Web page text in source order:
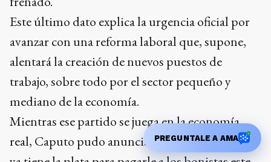
frenado.
Este último dato explica la urgencia oficial por
avanzar con una reforma laboral que, supone,
alentará la creación de nuevos puestos de
trabajo, sobre todo por el sector pequeño y
mediano de la economía.
Mientras ese partido se juega en la economía
real, Caputo pudo anunciar este miércoles que
PREGUNTALE A AMA